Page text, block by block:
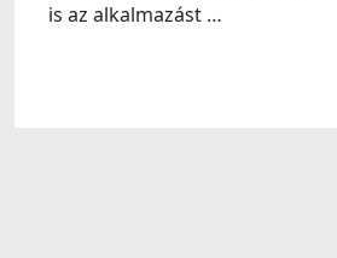
is az alkalmazást …